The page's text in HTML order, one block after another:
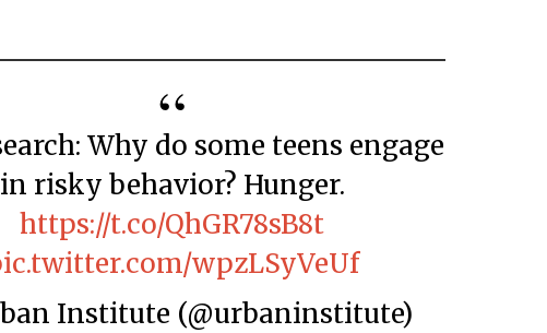
in risky behavior? Hunger.
https://t.co/QhGR78sB8t
wpzLSyVeUf
Institute (@urbaninstitute)